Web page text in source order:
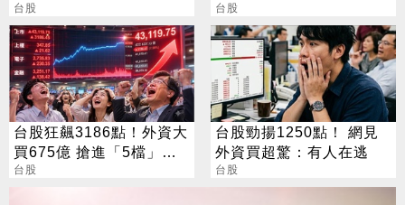
到了
台股
價震盪走多，週一大拉尾
盤
台股
台股狂飆3186點！外資大
買675億 搶進「5檔」
ETF
台股
台股勁揚1250點！ 網見
外資買超驚：有人在逃
台股